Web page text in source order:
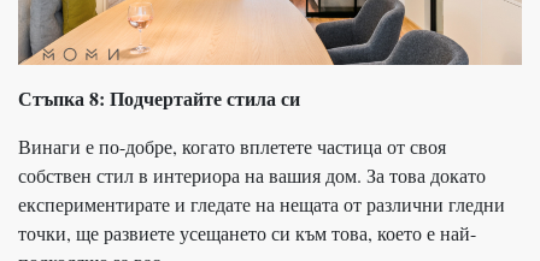
Стъпка 8: Подчертайте стила си
Винаги е по-добре, когато вплетете частица от своя
собствен стил в интериора на вашия дом. За това докато
експериментирате и гледате на нещата от различни гледни
точки, ще развиете усещането си към това, което е най-